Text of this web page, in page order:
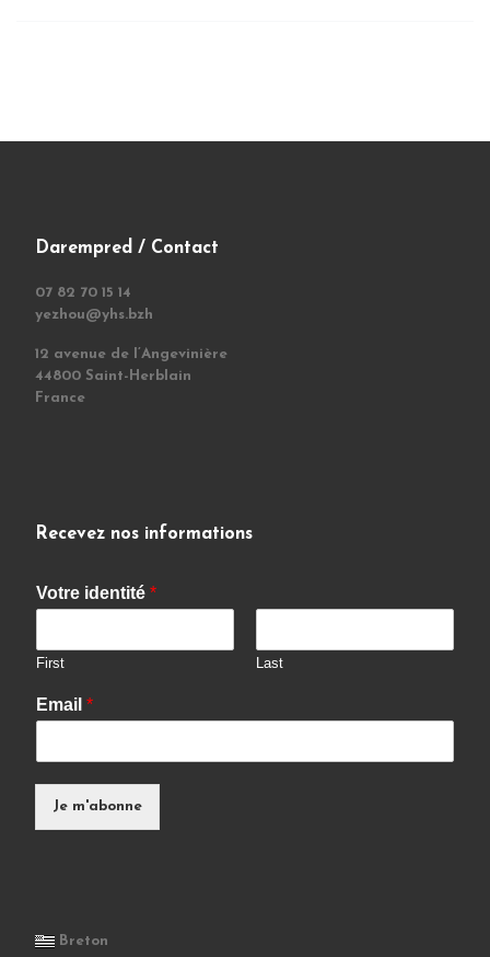
Darempred / Contact
07 82 70 15 14
yezhou@yhs.bzh
12 avenue de l’Angevinière
44800 Saint-Herblain
France
Recevez nos informations
Votre identité *
First Last
Email *
Je m'abonne
Breton